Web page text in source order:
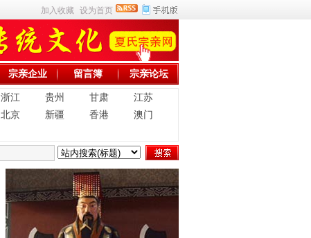
加入收藏 设为首页
宗亲企业 留言簿 宗亲论坛
浙江 贵州 甘肃
江苏
北京 新疆 香港
澳门